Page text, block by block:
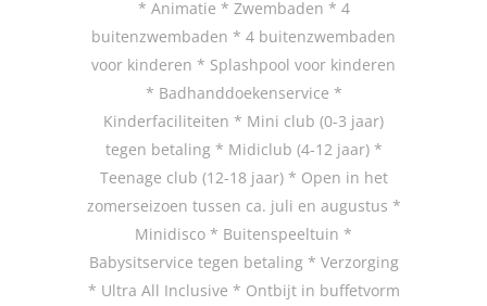
* Animatie * Zwembaden * 4
buitenzwembaden * 4 buitenzwembaden
voor kinderen * Splashpool voor kinderen
* Badhanddoekenservice *
Kinderfaciliteiten * Mini club (0-3 jaar)
tegen betaling * Midiclub (4-12 jaar) *
Teenage club (12-18 jaar) * Open in het
zomerseizoen tussen ca. juli en augustus *
Minidisco * Buitenspeeltuin *
Babysitservice tegen betaling * Verzorging
* Ultra All Inclusive * Ontbijt in buffetvorm